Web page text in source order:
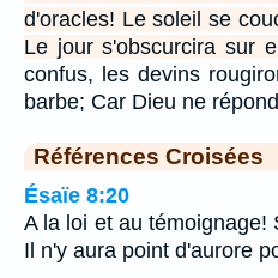
d'oracles! Le soleil se
Le jour s'obscurcira sur
confus, les devins
barbe; Car Dieu ne
Références Croisées
Ésaïe 8:20
A la loi et au témoignage!
Il n'y aura point d'aurore